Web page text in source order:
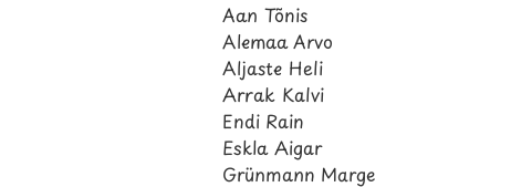
Aan Tõnis
Alemaa Arvo
Aljaste Heli
Arrak Kalvi
Endi Rain
Eskla Aigar
Grünmann Marge